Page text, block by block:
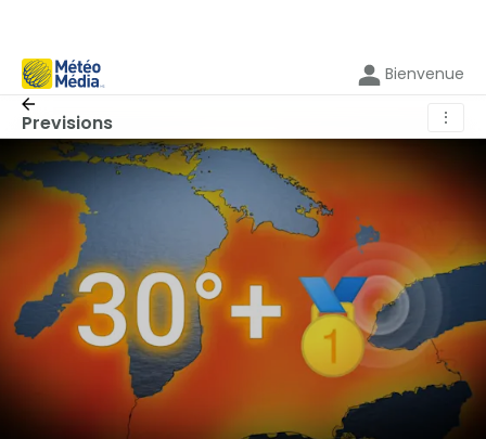
Bienvenue
Previsions ⋮